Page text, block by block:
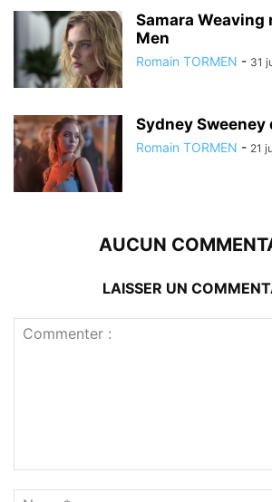
Samara Weaving
Men
Romain TORMEN - 31
Sydney Sweeney
Romain TORMEN - 21
AUCUN
LAISSER UN